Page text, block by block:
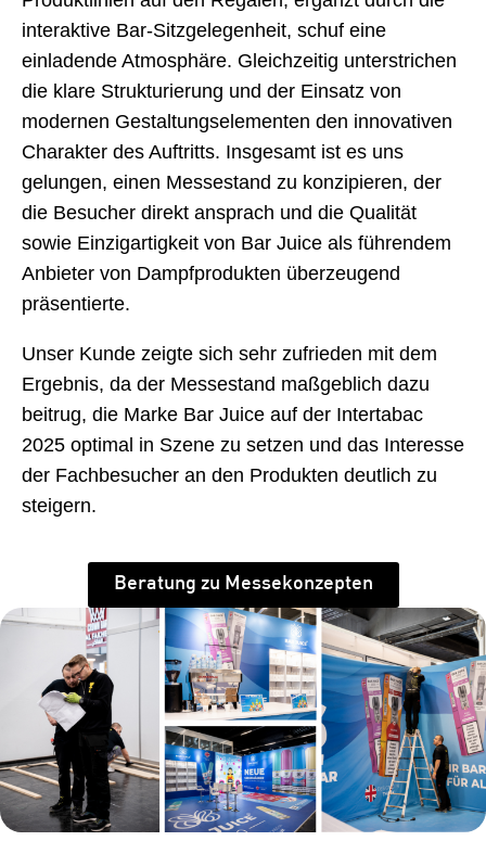
interaktive Bar-Sitzgelegenheit, schuf eine
einladende Atmosphäre. Gleichzeitig unterstrichen
die klare Strukturierung und der Einsatz von
modernen Gestaltungselementen den innovativen
Charakter des Auftritts. Insgesamt ist es uns
gelungen, einen Messestand zu konzipieren, der
die Besucher direkt ansprach und die Qualität
sowie Einzigartigkeit von Bar Juice als führendem
Anbieter von Dampfprodukten überzeugend
präsentierte.
Unser Kunde zeigte sich sehr zufrieden mit dem
Ergebnis, da der Messestand maßgeblich dazu
beitrug, die Marke Bar Juice auf der Intertabac
2025 optimal in Szene zu setzen und das Interesse
der Fachbesucher an den Produkten deutlich zu
steigern.
Beratung zu Messekonzepten